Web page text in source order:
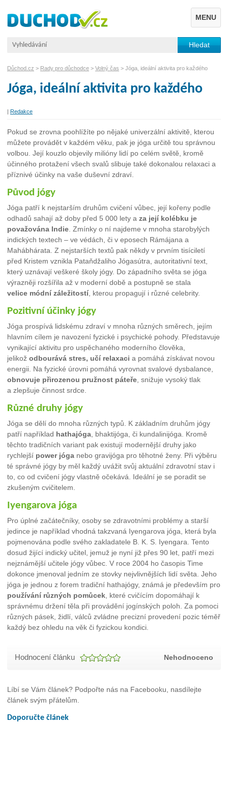
MENU
Důchod.cz > Rady pro důchodce > Volný čas > Jóga, ideální aktivita pro každého
Jóga, ideální aktivita pro každého
Redakce
Pokud se zrovna poohlížíte po nějaké univerzální aktivitě, kterou
můžete provádět v každém věku, pak je jóga určitě tou správnou
volbou. Její kouzlo objevily milióny lidí po celém světě, kromě
účinného protažení všech svalů slibuje také dokonalou relaxaci a
příznivé účinky na vaše duševní zdraví.
Původ jógy
Jóga patří k nejstarším druhům cvičení vůbec, její kořeny podle
odhadů sahají až doby před 5 000 lety a za její kolébku je
považována Indie. Zmínky o ní najdeme v mnoha starobylých
indických textech – ve védách, či v eposech Rámájana a
Mahábhárata. Z nejstarších textů pak někdy v prvním tisíciletí
před Kristem vznikla Pataňdžaliho Jógasútra, autoritativní text,
který uznávají veškeré školy jógy. Do západního světa se jóga
výrazněji rozšířila až v moderní době a postupně se stala
velice módní záležitostí, kterou propagují i různé celebrity.
Pozitivní účinky jógy
Jóga prospívá lidskému zdraví v mnoha různých směrech, jejím
hlavním cílem je navození fyzické i psychické pohody. Představuje
vynikající aktivitu pro uspěchaného moderního člověka,
jelikož odbourává stres, učí relaxaci a pomáhá získávat novou
energii. Na fyzické úrovni pomáhá vyrovnat svalové dysbalance,
obnovuje přirozenou pružnost páteře, snižuje vysoký tlak
a zlepšuje činnost srdce.
Různé druhy jógy
Jóga se dělí do mnoha různých typů. K základním druhům jógy
patří například hathajóga, bhaktijóga, či kundalinijóga. Kromě
těchto tradičních variant pak existují modernější druhy jako
rychlejší power jóga nebo gravijóga pro těhotné ženy. Při výběru
té správné jógy by měl každý uvážit svůj aktuální zdravotní stav i
to, co od cvičení jógy vlastně očekává. Ideální je se poradit se
zkušeným cvičitelem.
Iyengarova jóga
Pro úplné začátečníky, osoby se zdravotními problémy a starší
jedince je například vhodná takzvaná Iyengarova jóga, která byla
pojmenována podle svého zakladatele B. K. S. Iyengara. Tento
dosud žijící indický učitel, jemuž je nyní již přes 90 let, patří mezi
nejznámější učitele jógy vůbec. V roce 2004 ho časopis Time
dokonce jmenoval jedním ze stovky nejvlivnějších lidí světa. Jeho
jóga je jednou z forem tradiční hathajógy, známá je především pro
používání různých pomůcek, které cvičícím dopomáhají k
správnému držení těla při provádění jogínských poloh. Za pomoci
různých pásek, židlí, válců zvládne precizní provedení pozic téměř
každý bez ohledu na věk či fyzickou kondici.
Hodnocení článku Nehodnoceno
Líbí se Vám článek? Podpořte nás na Facebooku, nasdílejte
článek svým přátelům.
Doporučte článek